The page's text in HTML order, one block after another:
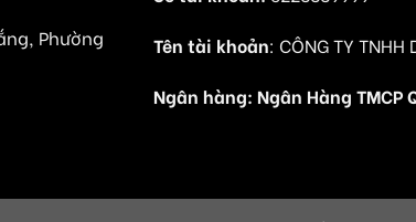
Phường
Tên tài khoản: CÔNG TY TNHH
Ngân hàng: Ngân Hàng